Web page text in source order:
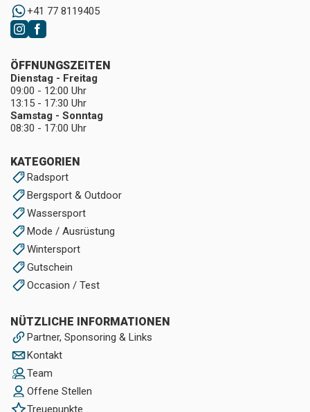
+41 77 8119405
KATEGORIEN
Radsport
Bergsport & Outdoor
Wassersport
Mode / Ausrüstung
Wintersport
Gutschein
Occasion / Test
NÜTZLICHE INFORMATIONEN
Partner, Sponsoring & Links
Kontakt
Team
Offene Stellen
Treuepunkte
ÖFFNUNGSZEITEN
Dienstag - Freitag
09:00 - 12:00 Uhr
13:15 - 17:30 Uhr
Samstag - Sonntag
08:30 - 17:00 Uhr